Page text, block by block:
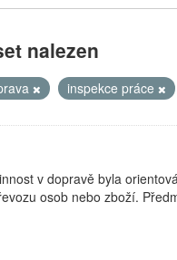
nalezen
inspekce práce
v dopravě byla
osob nebo zboží.